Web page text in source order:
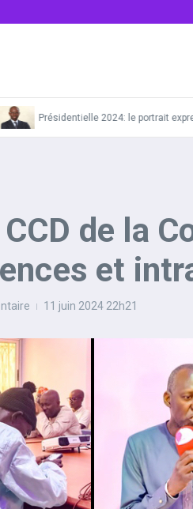
Présidentielle 2024: le portrait
de la
et
11 juin 2024 22h21